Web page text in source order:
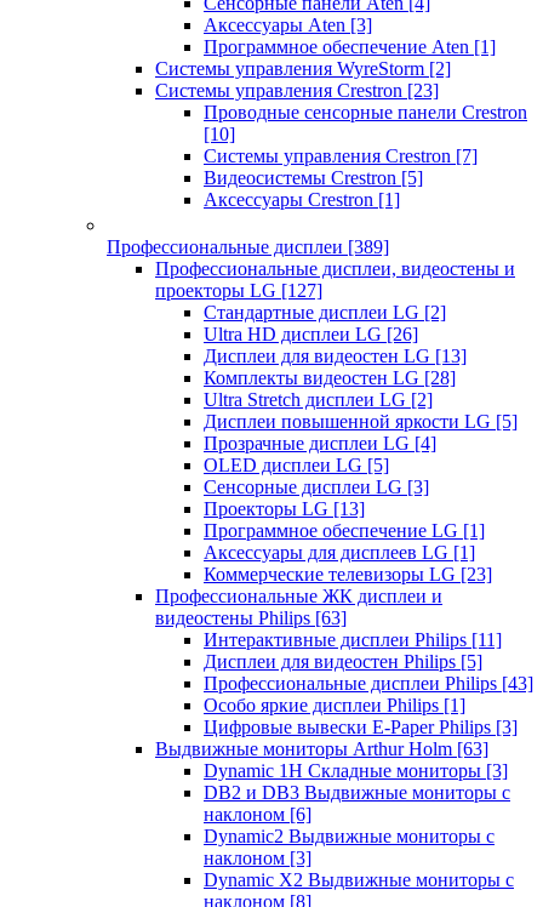
Аксессуары Aten [3]
Программное обеспечение Aten [1]
Системы управления WyreStorm [2]
Системы управления Crestron [23]
Проводные сенсорные панели Crestron
[10]
Системы управления Crestron [7]
Видеосистемы Crestron [5]
Аксессуары Crestron [1]
Профессиональные дисплеи [389]
Профессиональные дисплеи, видеостены и
проекторы LG [127]
Стандартные дисплеи LG [2]
Ultra HD дисплеи LG [26]
Дисплеи для видеостен LG [13]
Комплекты видеостен LG [28]
Ultra Stretch дисплеи LG [2]
Дисплеи повышенной яркости LG [5]
Прозрачные дисплеи LG [4]
OLED дисплеи LG [5]
Сенсорные дисплеи LG [3]
Проекторы LG [13]
Программное обеспечение LG [1]
Аксессуары для дисплеев LG [1]
Коммерческие телевизоры LG [23]
Профессиональные ЖК дисплеи и
видеостены Philips [63]
Интерактивные дисплеи Philips [11]
Дисплеи для видеостен Philips [5]
Профессиональные дисплеи Philips [43]
Особо яркие дисплеи Philips [1]
Цифровые вывески E-Paper Philips [3]
Выдвижные мониторы Arthur Holm [63]
Dynamic 1Н Складные мониторы [3]
DB2 и DB3 Выдвижные мониторы с
наклоном [6]
Dynamic2 Выдвижные мониторы с
наклоном [3]
Dynamic X2 Выдвижные мониторы с
наклоном [8]